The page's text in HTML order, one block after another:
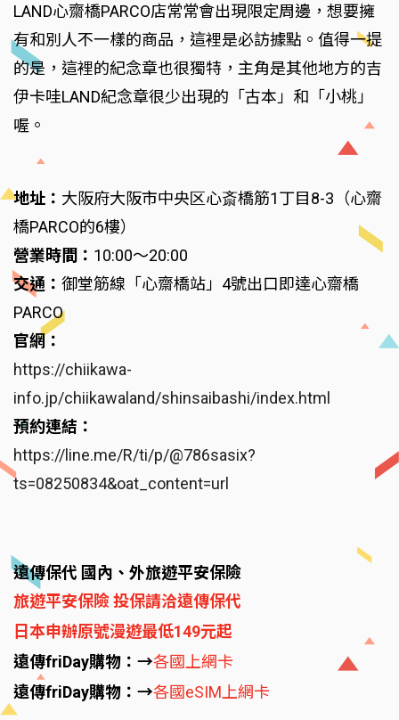
LAND心齋橋PARCO店常常會出現限定周邊，想要擁
有和別人不一樣的商品，這裡是必訪據點。值得一提
的是，這裡的紀念章也很獨特，主角是其他地方的吉
伊卡哇LAND紀念章很少出現的「古本」和「小桃」
喔。
地址： 大阪府大阪市中央区心斎橋筋1丁目8-3（心齋
橋PARCO的6樓）
營業時間： 10:00～20:00
交通： 御堂筋線「心齋橋站」4號出口即達心齋橋
PARCO
官網：
https://chiikawa-
info.jp/chiikawaland/shinsaibashi/index.html
預約連結：
https://line.me/R/ti/p/@786sasix?
ts=08250834&oat_content=url
遠傳保代 國內、外旅遊平安保險
旅遊平安保險 投保請洽遠傳保代
日本申辦原號漫遊最低149元起
遠傳friDay購物：→各國上網卡
遠傳friDay購物：→各國eSIM上網卡